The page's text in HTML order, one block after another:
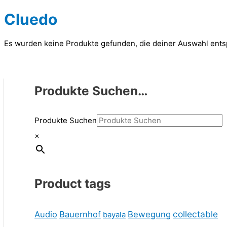
Cluedo
Es wurden keine Produkte gefunden, die deiner Auswahl
Produkte Suchen…
Produkte Suchen
×
Product tags
Audio Bauernhof bayala Bewegung collectable